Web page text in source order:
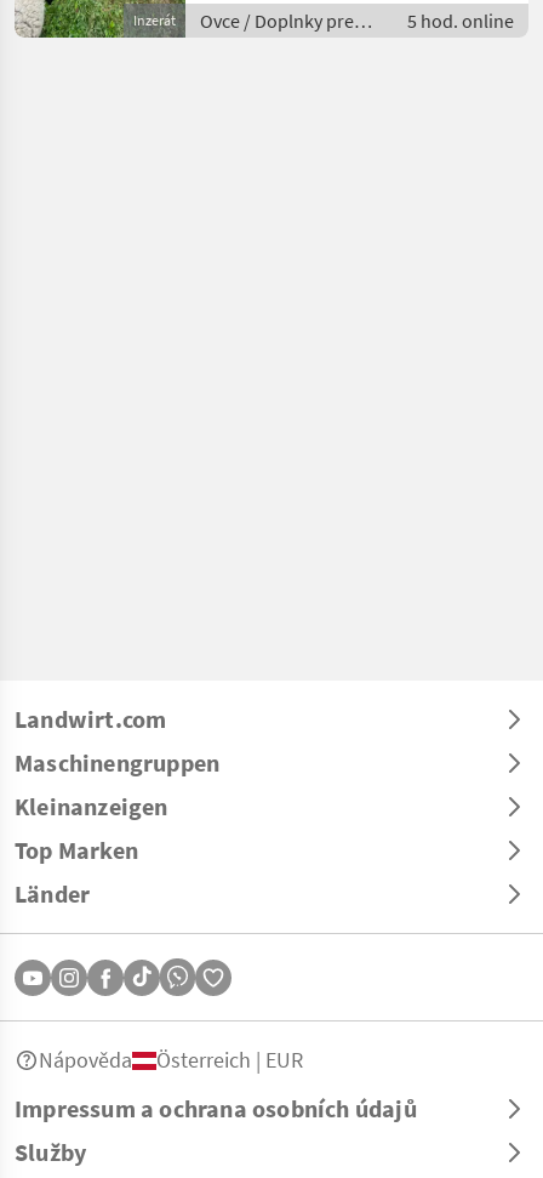
Inzerát
Ovce / Doplnky pre
chov oviec
5 hod. online
Landwirt.com
Maschinengruppen
Kleinanzeigen
Top Marken
Länder
Impressum a ochrana osobních údajů
Služby
Nápověda Österreich | EUR